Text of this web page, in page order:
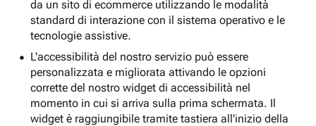
da un sito di ecommerce utilizzando le modalità
standard di interazione con il sistema operativo e le
tecnologie assistive.
L'accessibilità del nostro servizio può essere
personalizzata e migliorata attivando le opzioni
corrette del nostro widget di accessibilità nel
momento in cui si arriva sulla prima schermata. Il
widget è raggiungibile tramite tastiera all'inizio della